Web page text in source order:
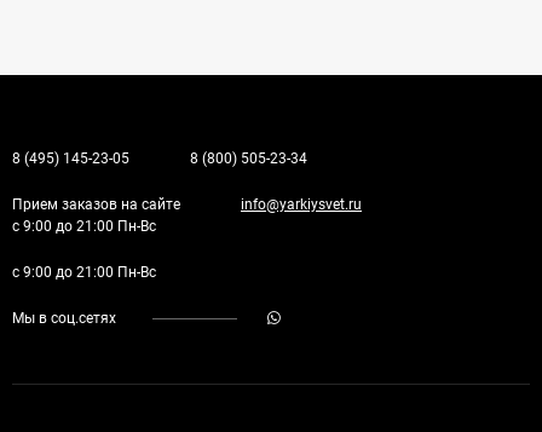
8 (495) 145-23-05 8 (800) 505-23-34
Прием заказов на сайте
с 9:00 до 21:00 Пн-Вс
info@yarkiysvet.ru
с 9:00 до 21:00 Пн-Вс
Мы в соц.сетях